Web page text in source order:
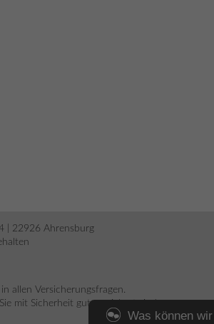
| 22926 Ahrensburg
allen Versicherungsfragen.
mit Sicherheit gut versichert sind.
Was können